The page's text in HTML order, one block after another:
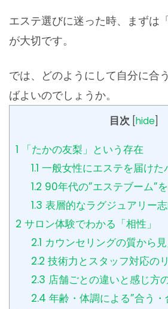
エステ選びに迷った時、まずは
が大切です。
では、どのようにして自分に合
ばよいのでしょうか。
目次 hide
1 「たかの友梨」という存在
1.1 一般女性にエステを届けた
1.2 90年代の”エステブーム”
1.3 表層的なラグジュアリー
2 サロン体験でわかる「相性」
2.1 カウンセリングの質から
2.2 技術力とスタッフ対応の
2.3 店舗ごとの違いと感じ方
2.4 年齢・体調による”合う